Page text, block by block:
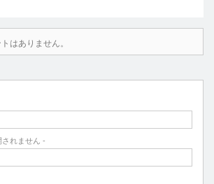
はありません。
れません -